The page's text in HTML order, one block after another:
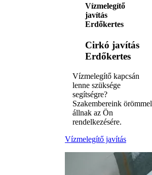
Vízmelegítő
javítás
Erdőkertes
Cirkó javítás
Erdőkertes
Vízmelegítő kapcsán
lenne szüksége
segítségre?
Szakembereink örömmel
állnak az Ön
rendelkezésére.
Vízmelegítő javítás